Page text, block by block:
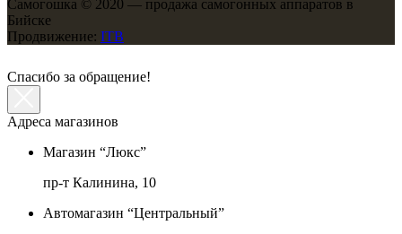
Самогошка © 2020 — продажа самогонных аппаратов в
Бийске
Продвижение: ITB
Спасибо за обращение!
Адреса магазинов
Магазин “Люкс”
пр-т Калинина, 10
Автомагазин “Центральный”